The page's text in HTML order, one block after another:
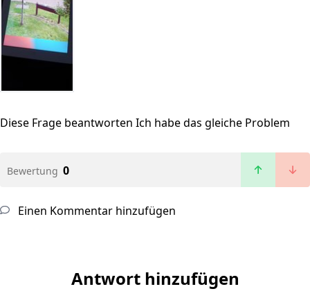
Diese Frage beantworten Ich habe das gleiche Problem
Bewertung 0
Einen Kommentar hinzufügen
Antwort hinzufügen